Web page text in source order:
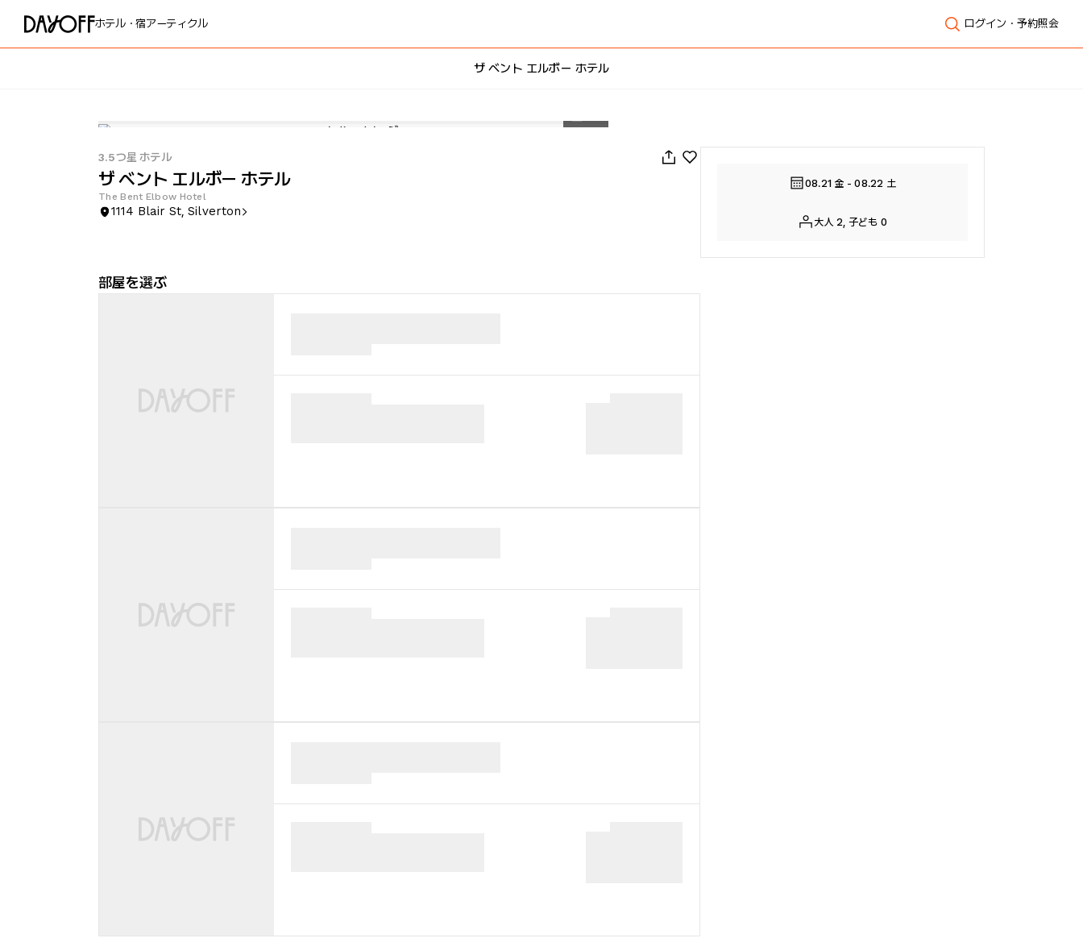
ホテル・宿アーティクル ログイン・予約照会
ザ ベント エルボー ホテル
3.5つ星 ホテル
ザ ベント エルボー ホテル
The Bent Elbow Hotel
1114 Blair St, Silverton
部屋を選ぶ
08.21 金 - 08.22 土
大人 2, 子ども 0